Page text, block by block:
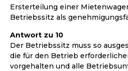
Ersterteilung einer
Betriebssitz als
Antwort zu 10
Der Betriebssitz muss so
die für den Betrieb
vorgehalten und alle